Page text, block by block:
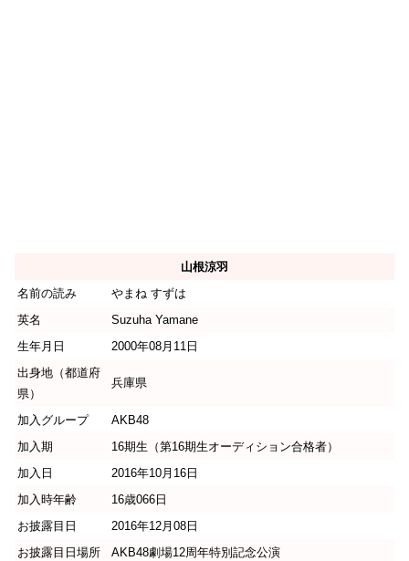
山根涼羽
名前の読み
やまね すずは
英名
Suzuha Yamane
生年月日
2000年08月11日
出身地（都道府
県）
兵庫県
加入グループ
AKB48
加入期
16期生（第16期生オーディション合格者）
加入日
2016年10月16日
加入時年齢
16歳066日
お披露目日
2016年12月08日
お披露目日場所
AKB48劇場12周年特別記念公演